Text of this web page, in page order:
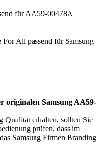
für AA59-00478A
For All passend für Samsung
originalen Samsung AA59-
Qualität erhalten, sollten Sie
prüfen, dass im
Samsung Firmen Branding